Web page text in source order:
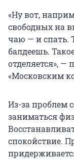
«Ну вот,
свободных на
чаю — и спать.
балдеешь.
отделяется», —
«Московским
Из-за проблем
заниматься
спокойствие.